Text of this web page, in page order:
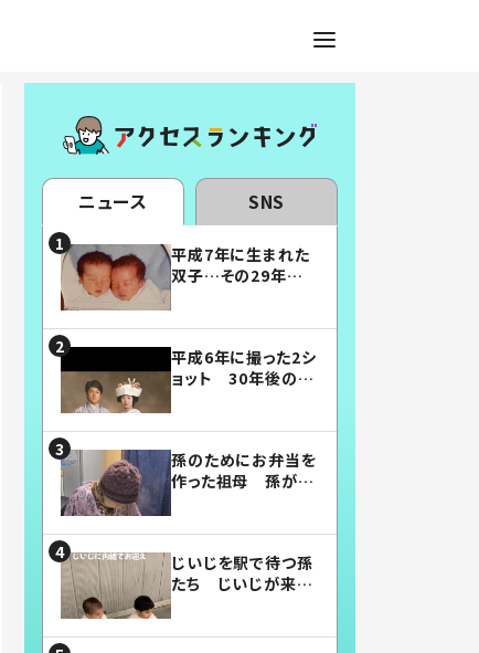
ニュース SNS
平成7年に生まれた
双子…その29年後
平成6年に撮った2シ
ョット 30年後の姿
孫のためにお弁当を
作った祖母 孫が絶
じいじを駅で待つ孫
たち じいじが来た